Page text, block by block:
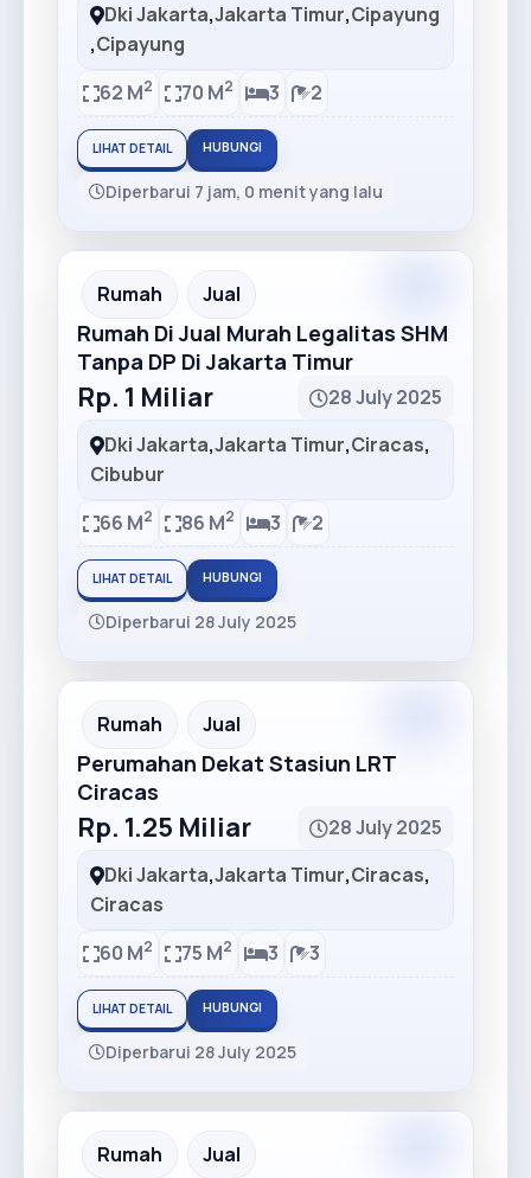
Dki Jakarta,Jakarta Timur,Cipayung
,Cipayung
62 M2 70 M2 3 2
LIHAT DETAIL HUBUNGI
Diperbarui 7 jam, 0 menit yang lalu
Recommended
Rumah Jual
Rumah Di Jual Murah Legalitas SHM
Tanpa DP Di Jakarta Timur
Rp. 1 Miliar
28 July 2025
Dki Jakarta,Jakarta Timur,Ciracas,
Cibubur
66 M2 86 M2 3 2
LIHAT DETAIL HUBUNGI
Diperbarui 28 July 2025
Recommended
Rumah Jual
Perumahan Dekat Stasiun LRT
Ciracas
Rp. 1.25 Miliar
28 July 2025
Dki Jakarta,Jakarta Timur,Ciracas,
Ciracas
60 M2 75 M2 3 3
LIHAT DETAIL HUBUNGI
Diperbarui 28 July 2025
Recommended
Rumah Jual